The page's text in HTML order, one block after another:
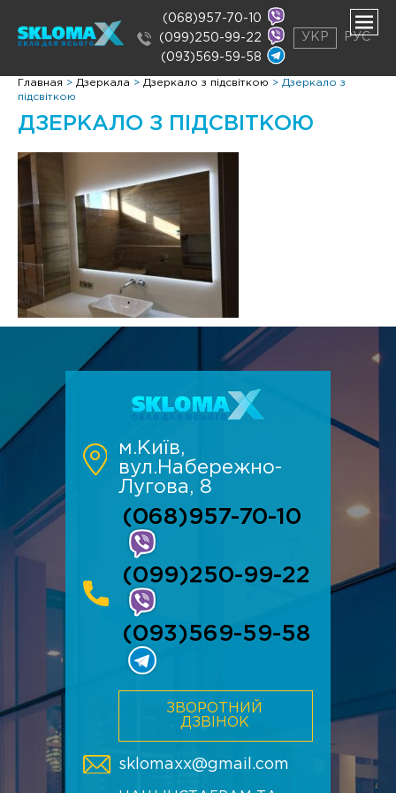
(068)957-70-10
(099)250-99-22
(093)569-59-58
УКР РУС
Главная > Дзеркала > Дзеркало з підсвіткою > Дзеркало з
підсвіткою
ДЗЕРКАЛО З ПІДСВІТКОЮ
м.Київ,
вул.Набережно-
Лугова, 8
(068)957-70-10
(099)250-99-22
(093)569-59-58
ЗВОРОТНИЙ
ДЗВІНОК
sklomaxx@gmail.com